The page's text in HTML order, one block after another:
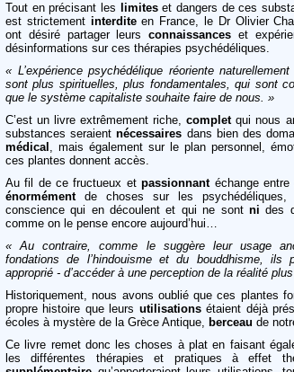
Tout en précisant les limiteset dangers de ces
est strictement interditeen France, le Dr Olivier
ont désiré partager leursconnaissances et
désinformations sur ces thérapies psychédéliques.
« L’expérience psychédélique réoriente
sont plus spirituelles, plus fondamentales, qui sont
que le système capitaliste souhaite faire de nous. »
C’est un livre extrêmement riche,completqui nous
substances seraientnécessaires dans bien des
médical , mais également sur le plan personnel,
ces plantes donnent accès.
Au fil de ce fructueux etpassionnantéchange entre
énormémentde choses sur les
conscience qui en découlent et qui ne sont ni des
comme on le pense encore aujourd’hui…
« Au contraire, comme le suggère leur usage
fondations de l’hindouisme et du bouddhisme, ils
approprié - d’accéder à une perception de la réalité
Historiquement, nous avons oublié que ces plantes
propre histoire que leurs utilisationsétaient déjà
écoles à mystère de la Grèce Antique, berceau de
Ce livre remet donc les choses à plat en faisant
les différentes thérapies et pratiques à effet